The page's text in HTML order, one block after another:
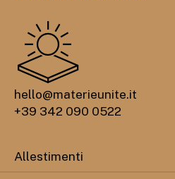
hello@materieunite.it
+39 342 090 0522
Allestimenti